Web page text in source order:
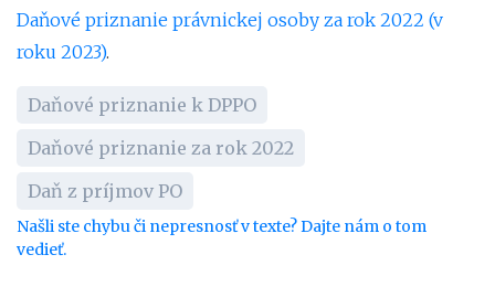
Daňové priznanie právnickej osoby za rok 2022 (v
roku 2023).
Daňové priznanie k DPPO
Daňové priznanie za rok 2022
Daň z príjmov PO
Našli ste chybu či nepresnosť v texte? Dajte nám o tom
vedieť.